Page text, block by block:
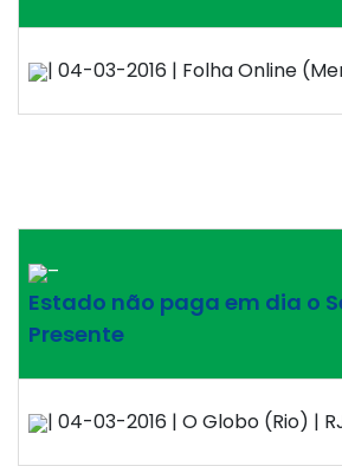
| 04-03-2016 | Folha Online
–
Estado não paga em dia o
Presente
| 04-03-2016 | O Globo (Rio) |